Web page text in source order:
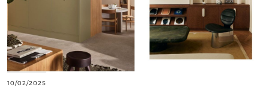
10/02/2025